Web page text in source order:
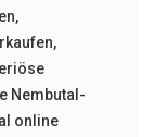
,
,
Nembutal-
online